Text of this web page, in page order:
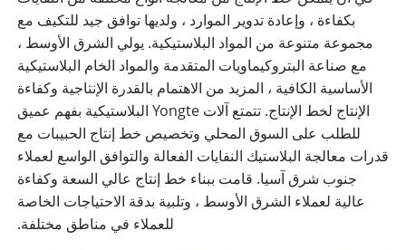
بكفاءة ، وإعادة تدوير الموارد ، ولديها توافق جيد للتكيف مع
مجموعة متنوعة من المواد البلاستيكية. يولي الشرق الأوسط ،
مع صناعة البتروكيماويات المتقدمة والمواد الخام البلاستيكية
الأساسية الكافية ، المزيد من الاهتمام بالقدرة الإنتاجية وكفاءة
الإنتاج لخط الإنتاج. تتمتع آلات Yongte البلاستيكية بفهم عميق
للطلب على السوق المحلي وتخصيص خط إنتاج الحبيبات مع
قدرات معالجة البلاستيك النفايات الفعالة والتوافق الواسع لعملاء
جنوب شرق آسيا. قامت ببناء خط إنتاج عالي السعة وكفاءة
عالية لعملاء الشرق الأوسط ، وتلبية بدقة الاحتياجات الخاصة
للعملاء في مناطق مختلفة.